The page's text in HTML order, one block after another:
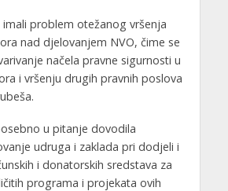
problem otežanog vršenja
nad djelovanjem NVO, čime se
načela pravne sigurnosti u
i vršenju drugih pravnih poslova
u pitanje dovodila
udruga i zaklada pri dodjeli i
i donatorskih sredstava za
programa i projekata ovih